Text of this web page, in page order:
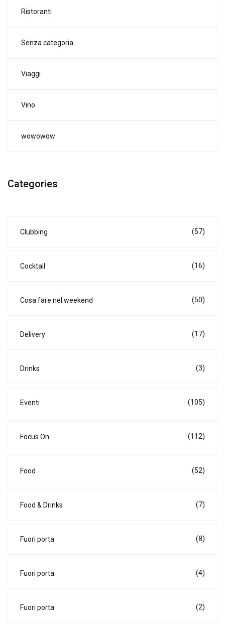
Ristoranti
Senza categoria
Viaggi
Vino
wowowow
Categories
Clubbing (57)
Cocktail (16)
Cosa fare nel weekend (50)
Delivery (17)
Drinks (3)
Eventi (105)
Focus On (112)
Food (52)
Food & Drinks (7)
Fuori porta (8)
Fuori porta (4)
Fuori porta (2)